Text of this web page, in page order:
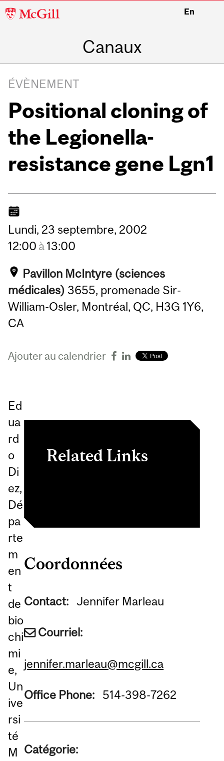
McGill
En
Canaux
ÉVÈNEMENT
Positional cloning of
the Legionella-
resistance gene Lgn1
Lundi, 23 septembre, 2002
12:00 à13:00
Pavillon McIntyre (sciences
médicales) 3655, promenade Sir-
William-Osler, Montréal, QC, H3G 1Y6,
CA
Ajouter au calendrier
Ed
ua
rd
o
Di
ez,
Dé
pa
rte
m
en
t
de
bio
chi
mi
e,
Un
ive
rsi
té
M
Related Links
Coordonnées
Contact: Jennifer Marleau
Courriel:
jennifer.marleau@mcgill.ca
Office Phone: 514-398-7262
Catégorie: